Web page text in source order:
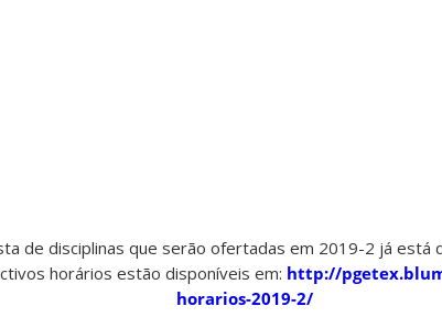
de disciplinas que serão ofertadas em 2019-2 já está
horários estão disponíveis em: http://
horarios-2019-2/